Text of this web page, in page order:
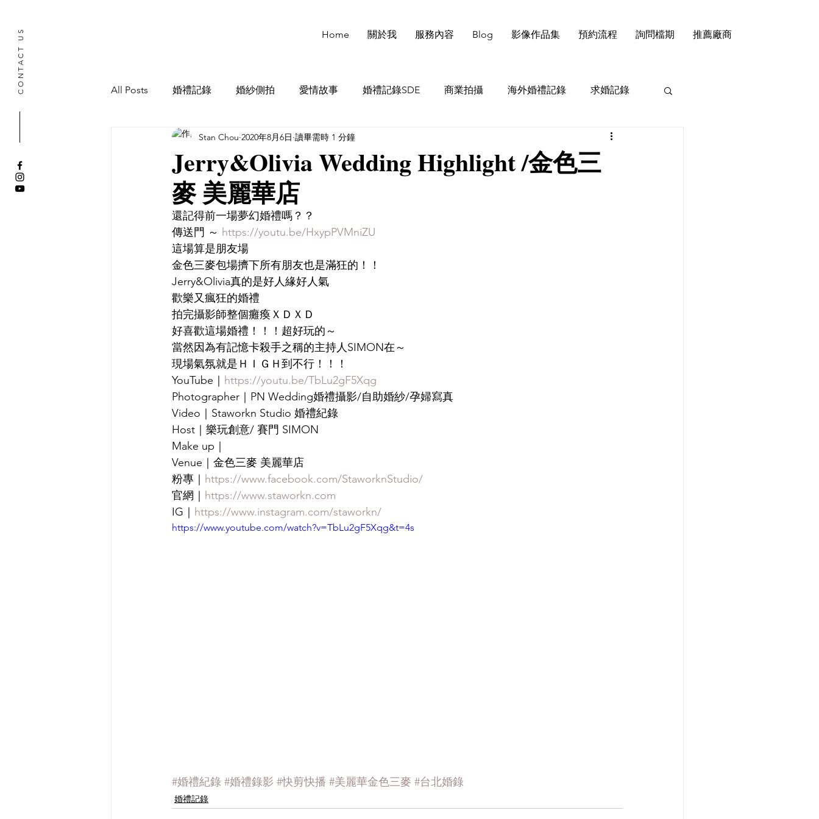
CONTACT US Home 關於我 服務內容 Blog 影像作品集 預約流程 詢問檔期 推薦廠商
All Posts 婚禮記錄 婚紗側拍 愛情故事 婚禮記錄SDE 商業拍攝 海外婚禮記錄 求婚記錄
寶寶抓周記錄
Jerry&Olivia Wedding Highlight /金色三
麥 美麗華店
Stan Chou 2020年8月6日 讀畢需時 1 分鐘
還記得前一場夢幻婚禮嗎？？
傳送門 ～ https://youtu.be/HxypPVMniZU
這場算是朋友場
金色三麥包場擠下所有朋友也是滿狂的！！
Jerry&Olivia真的是好人緣好人氣
歡樂又瘋狂的婚禮
拍完攝影師整個癱瘓ＸＤＸＤ
好喜歡這場婚禮！！！超好玩的～
當然因為有記憶卡殺手之稱的主持人SIMON在～
現場氣氛就是ＨＩＧＨ到不行！！！
YouTube｜ https://youtu.be/TbLu2gF5Xqg
Photographer｜PN Wedding婚禮攝影/自助婚紗/孕婦寫真
Video｜Staworkn Studio 婚禮紀錄
Host｜樂玩創意/ 賽門 SIMON
Make up｜
Venue｜金色三麥 美麗華店
粉專｜ https://www.facebook.com/StaworknStudio/
官網｜ https://www.staworkn.com
IG｜ https://www.instagram.com/staworkn/
https://www.youtube.com/watch?v=TbLu2gF5Xqg&t=4s
#婚禮紀錄 #婚禮錄影 #快剪快播 #美麗華金色三麥 #台北婚錄
婚禮記錄